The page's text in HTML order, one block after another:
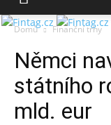
Domů Finanční trhy
Němci
státního
mld. eur